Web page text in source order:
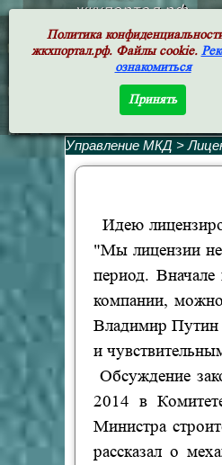
ЖКХ РФ.
жкхпортал.рф
Управление МКД >
Идею
"Мы лицензии не
период.
компании,
Владимир Путин
и
Обсуждение
2014 в Комитет
Министра
рассказал о
Политика
жкхпортал.рф. Файлы cookie.
ознакомиться
Принять